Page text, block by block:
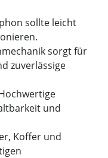
sollte leicht
sorgt für
zuverlässige
und
Koffer und